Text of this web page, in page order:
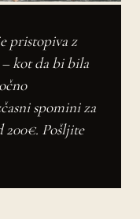
pristopiva z
kot da bi bila
spomini za
200€. Pošljite